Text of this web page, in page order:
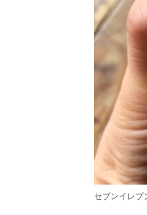
セブンイレブ